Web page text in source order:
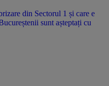
din Sectorul 1 și care e
sunt așteptați cu